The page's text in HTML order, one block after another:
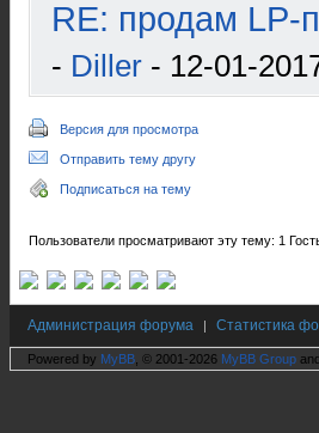
RE: продам LP-
- Diller - 12-01-
Версия для просмотра
Отправить тему другу
Подписаться на тему
Пользователи просматривают эту тему: 1
Администрация форума | Статистика
Powered by MyBB , © 2001-2026 MyBB Group